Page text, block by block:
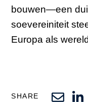
bouwen—een
soevereiniteit
Europa als
SHARE